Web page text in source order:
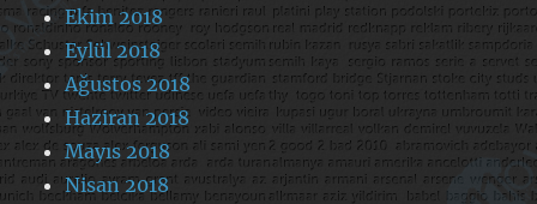
Ekim 2018
Eylül 2018
Ağustos 2018
Haziran 2018
Mayıs 2018
Nisan 2018